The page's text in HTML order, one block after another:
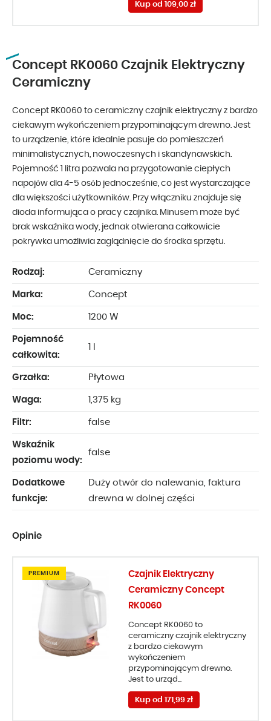
Kup od 109,00 zł
Concept RK0060 Czajnik Elektryczny
Ceramiczny
Concept RK0060 to ceramiczny czajnik elektryczny z bardzo
ciekawym wykończeniem przypominającym drewno. Jest
to urządzenie, które idealnie pasuje do pomieszczeń
minimalistycznych, nowoczesnych i skandynawskich.
Pojemność 1 litra pozwala na przygotowanie ciepłych
napojów dla 4-5 osób jednocześnie, co jest wystarczające
dla większości użytkowników. Przy włączniku znajduje się
dioda informująca o pracy czajnika. Minusem może być
brak wskaźnika wody, jednak otwierana całkowicie
pokrywka umożliwia zaglądnięcie do środka sprzętu.
Rodzaj: Ceramiczny
Marka: Concept
Moc: 1200 W
Pojemność
całkowita:
Grzałka: Płytowa
Waga: 1,375 kg
Filtr: false
Wskaźnik
poziomu wody:
false
Dodatkowe
funkcje:
Duży otwór do nalewania, faktura
drewna w dolnej części
Opinie
Czajnik Elektryczny
Ceramiczny Concept
RK0060
Concept RK0060 to
ceramiczny czajnik elektryczny
z bardzo ciekawym
wykończeniem
przypominającym drewno.
Jest to urząd...
Kup od 171,99 zł
PREMIUM